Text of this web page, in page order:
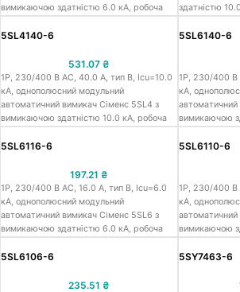
вимикаючою здатністю 6.0 кА, робоча
струм 25.0 A, крива спарацювання тип B,
мм, захист від к.з. та струмів
перевантаження
здатністю
спарацювання
та струмів
5SL4140-6
531.07 ₴
1Р, 230/400 В АС, 40.0 A, тип B, Icu=10.0
кА, однополюсний модульний
автоматичний вимикач Сіменс 5SL4 з
вимикаючою здатністю 10.0 кА, робоча
струм 40.0 A, крива спарацювання тип B,
мм, захист від к.з. та струмів
перевантаження
5SL6140-6
1Р, 230/400 В
кА,
вимикаючою
струм 40.0 A,
мм, захист
5SL6116-6
197.21 ₴
1Р, 230/400 В АС, 16.0 A, тип B, Icu=6.0
кА, однополюсний модульний
автоматичний вимикач Сіменс 5SL6 з
вимикаючою здатністю 6.0 кА, робоча
струм 16.0 A, крива спарацювання тип B,
мм, захист від к.з. та струмів
5SL6110-6
1Р, 230/400 В
кА,
вимикаючою
струм 10.0 A,
мм, захист
5SL6106-6
235.51 ₴
5SY7463-6